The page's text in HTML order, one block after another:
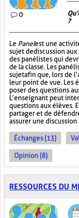
0
?
Le Panelest une
sujet de discussion
des panélistes qui
de la classe. Les
sujet afin que, lors de
leur point de vue. Les
poser des questions
L’enseignant peut
questions aux élèves.
partager et de
assurer une discussion
Échanges (13)
Opinion (8)
RESSOURCES DU